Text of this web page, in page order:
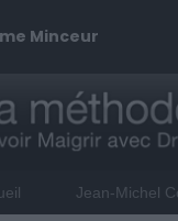
Jean-Michel
Minceur